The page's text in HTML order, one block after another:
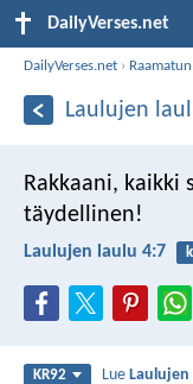
DailyVerses.net
DailyVerses.net ›
Laulujen
Rakkaani, kaikki
täydellinen!
Laulujen laulu 4:7
KR92 LueLaulujen